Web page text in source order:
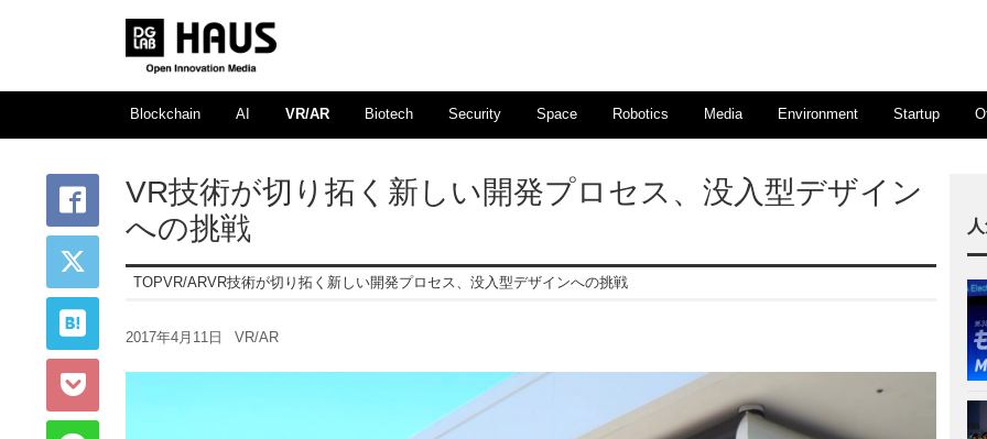
Blockchain AI VR/AR Biotech Security Space Robotics Media Environment Startup
VR技術が切り拓く新しい開発プロセス、没入型デザイン
への挑戦
TOPVR/ARVR技術が切り拓く新しい開発プロセス、没入型デザインへの挑戦
2017年4月11日 VR/AR